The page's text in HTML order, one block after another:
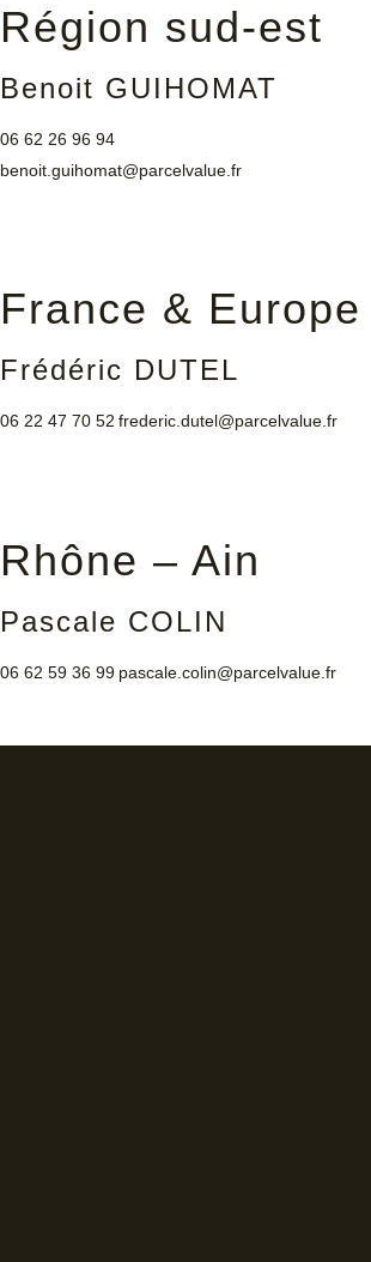
Région sud-est
Benoit GUIHOMAT
06 62 26 96 94
benoit.guihomat@parcelvalue.fr
France & Europe
Frédéric DUTEL
06 22 47 70 52 frederic.dutel@parcelvalue.fr
Rhône – Ain
Pascale COLIN
06 62 59 36 99 pascale.colin@parcelvalue.fr